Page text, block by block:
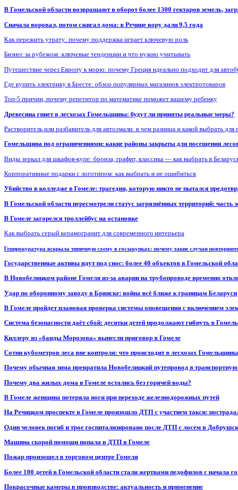
В Гомельской области возвращают в оборот более 1300 гектаров земель,
Сначала воровал, потом сжигал дома: в Речице вору дали 9,5 года
Как пережить утрату: почему поддержка играет ключевую роль
Бизнес за рубежом: ключевые тенденции и что нужно учитывать
Путешествие через Европу к морю: почему Греция идеально подходит для
Где купить электрику в Бресте: обзор популярных магазинов электротоваров
Топ-5 причин, почему репетитор по математике поможет вашему ребенку
Древесина гниет в лесхозах Гомельщины: будут ли приняты реальные меры?
Растворитель или разбавитель для автоэмали: в чем разница и какой выбрать для
Гомельщина под ограничениями: какие районы закрыты для посещения
Виды зеркал для шкафов-купе: бронза, графит, классика — как выбрать в
Корпоративные подарки с логотипом: как выбрать и не ошибиться
Убийство в колледже в Гомеле: трагедия, которую никто не пытался
В Гомельской области пересмотрели статус загрязнённых территорий:
В Гомеле загорелся троллейбус на остановке
Как выбрать серый керамогранит для современного интерьера
Генпрокуратура вскрыла типичную схему в госзакупках: почему такие случаи
Государственные активы идут под снос: более 40 объектов в Гомельской
В Новобелицком районе Гомеля из-за аварии на трубопроводе временно
Удар по оборонному заводу в Брянске: война всё ближе к границам Беларуси
В Гомеле пройдет плановая проверка системы оповещения с включением
Система безопасности даёт сбой: десятки детей продолжают гибнуть в
Киллеру из «банды Морозова» вынесли приговор в Гомеле
Сотни кубометров леса вне контроля: что происходит в лесхозах Гомельщины
Почему обычная зима превратила Новобелицкий путепровод в
Почему два жилых дома в Гомеле остались без горячей воды?
В Гомеле женщина потеряла ноги при переходе железнодорожных путей
На Речицком проспекте в Гомеле произошло ДТП с участием такси:
Один человек погиб и трое госпитализировано после ДТП с лосем в
Машина скорой помощи попала в ДТП в Гомеле
Пожар произошел в торговом центре Гомеля
Более 100 детей в Гомельской области стали жертвами педофилов с начала
Покрасочные камеры в производстве: актуальность и применение